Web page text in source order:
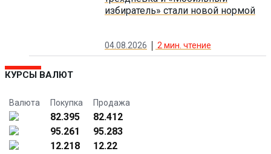
избиратель» стали новой нормой
04.08.2026 2мин. чтение
КУРСЫ ВАЛЮТ
Валюта Покупка Продажа
82.395
82.412
95.261
95.283
12.218
12.22